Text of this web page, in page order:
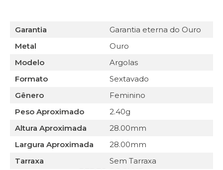
Garantia
Garantia eterna do Ouro
Metal
Ouro
Modelo
Argolas
Formato
Sextavado
Gênero
Feminino
Peso Aproximado
2.40g
Altura Aproximada
28.00mm
Largura Aproximada
28.00mm
Tarraxa
Sem Tarraxa